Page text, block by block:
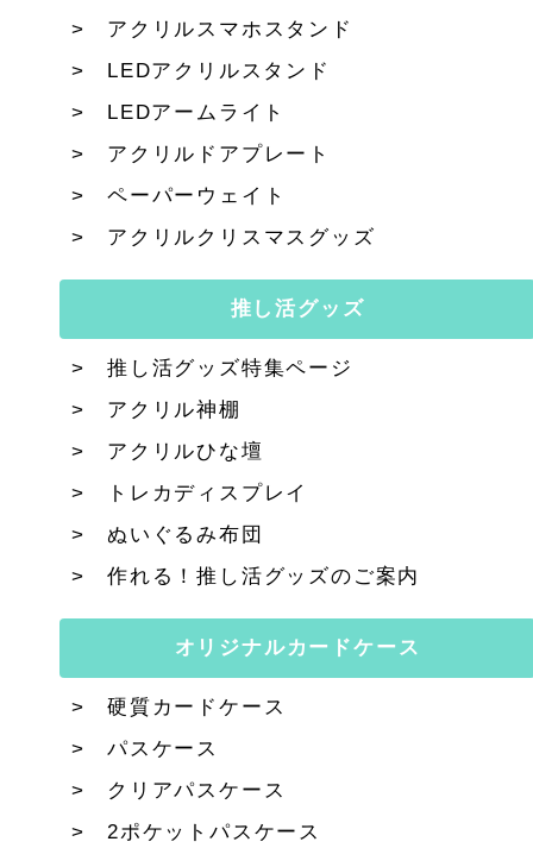
アクリルスマホスタンド
LEDアクリルスタンド
LEDアームライト
アクリルドアプレート
ペーパーウェイト
アクリルクリスマスグッズ
推し活グッズ
推し活グッズ特集ページ
アクリル神棚
アクリルひな壇
トレカディスプレイ
ぬいぐるみ布団
作れる！推し活グッズのご案内
オリジナルカードケース
硬質カードケース
パスケース
クリアパスケース
2ポケットパスケース